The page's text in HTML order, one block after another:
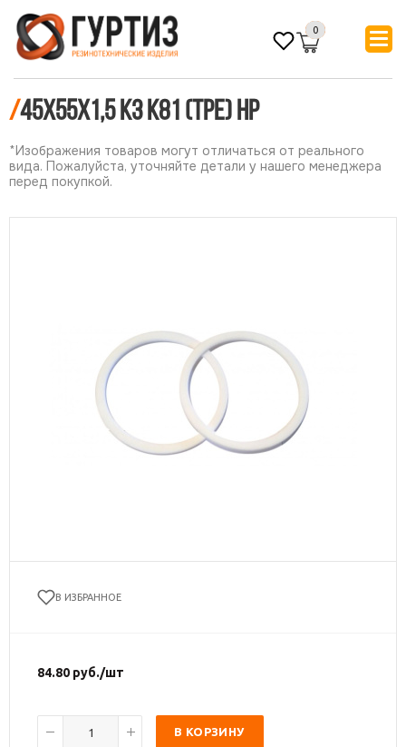
0
/45х55х1,5 КЗ К81 (ТРЕ) НР
*Изображения товаров могут отличаться от реального
вида. Пожалуйста, уточняйте детали у нашего менеджера
перед покупкой.
В ИЗБРАННОЕ
84.80 руб./шт
В КОРЗИНУ